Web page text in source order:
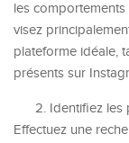
les
visez
plateforme idéale,
présents sur
Identifiez les
Effectuez une